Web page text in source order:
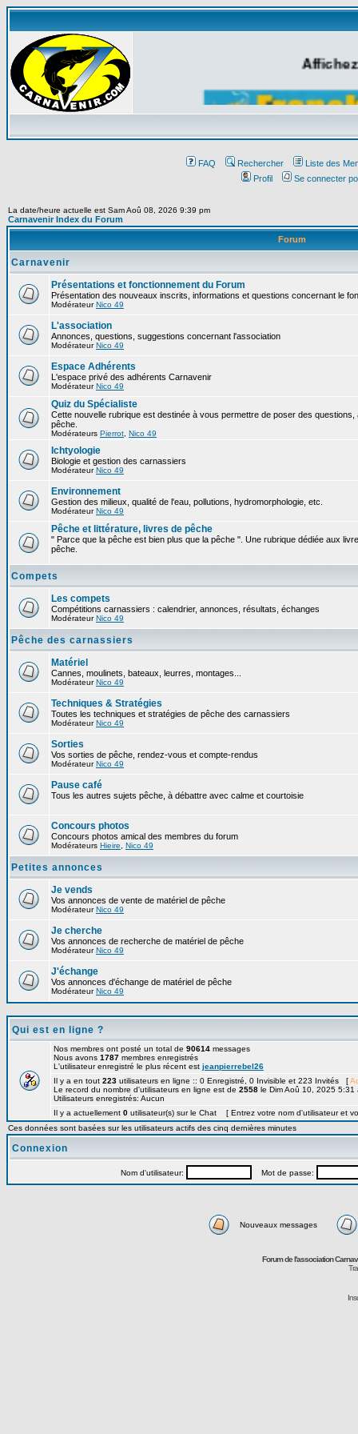
FAQ Rechercher
Liste des
Profil
Se connecter
La date/heure actuelle est Sam Aoû 08, 2026 9:39 pm
Carnavenir Index du Forum
Forum
Carnavenir
Présentations et fonctionnement du Forum
Présentation des nouveaux inscrits, informations et questions concernant le
ModérateurNico 49
L'association
Annonces, questions, suggestions concernant l'association
ModérateurNico 49
Espace Adhérents
L'espace privé des adhérents Carnavenir
ModérateurNico 49
Quiz du Spécialiste
Cette nouvelle rubrique est destinée à vous permettre de poser des
pêche.
Modérateurs Pierrot Nico 49
Ichtyologie
Biologie et gestion des carnassiers
ModérateurNico 49
Environnement
Gestion des milieux, qualité de l'eau, pollutions, hydromorphologie, etc.
ModérateurNico 49
Pêche et littérature, livres de pêche
" Parce que la pêche est bien plus que la pêche ". Une rubrique dédiée aux
pêche.
Compets
Les compets
Compétitions carnassiers : calendrier, annonces, résultats, échanges
ModérateurNico 49
Pêche des carnassiers
Matériel
Cannes, moulinets, bateaux, leurres, montages...
ModérateurNico 49
Techniques & Stratégies
Toutes les techniques et stratégies de pêche des carnassiers
ModérateurNico 49
Sorties
Vos sorties de pêche, rendez-vous et compte-rendus
ModérateurNico 49
Pause café
Tous les autres sujets pêche, à débattre avec calme et courtoisie
Concours photos
Concours photos amical des membres du forum
Modérateurs Hieire Nico 49
Petites annonces
Je vends
Vos annonces de vente de matériel de pêche
ModérateurNico 49
Je cherche
Vos annonces de recherche de matériel de pêche
ModérateurNico 49
J'échange
Vos annonces d'échange de matériel de pêche
ModérateurNico 49
Qui est en ligne ?
Nos membres ont posté un total de 90614 messages
Nous avons 1787 membres enregistrés
L'utilisateur enregistré le plus récent est jeanpierrebel26
Il y a en tout 223 utilisateurs en ligne :: 0 Enregistré, 0 Invisible et 223 Invités [
Le record du nombre d'utilisateurs en ligne est de 2558 le Dim Aoû 10, 2025 5:31
Utilisateurs enregistrés: Aucun
Il y a actuellement 0 utilisateur(s) sur le Chat [ Entrez votre nom d'utilisateur et
Ces données sont basées sur les utilisateurs actifs des cinq dernières minutes
Connexion
Nom d'utilisateur: Mot de passe:
Nouveaux messages
Forum de l'association